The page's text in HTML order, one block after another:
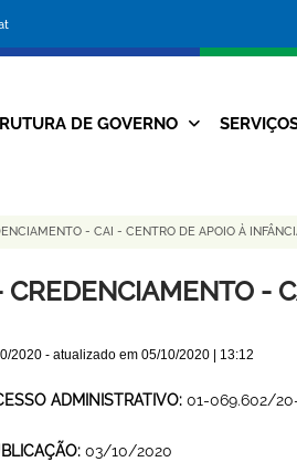
da
Prefeitura
Navegação
DE GOVERNO
- CAI - CENTRO DE APOIO À
-
2020- atualizado em 05/10/2020 | 13:12
ADMINISTRATIVO: 01-069.602/
03/10/2020